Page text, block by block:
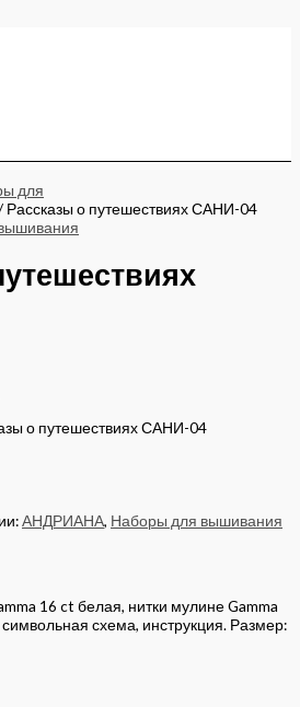
для
Рассказы о путешествиях САНИ-04
о путешествиях САНИ-04
АНДРИАНА, Наборы для вышивания
16 ct белая, нитки мулине Gamma
символьная схема, инструкция. Размер: